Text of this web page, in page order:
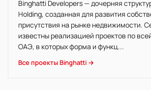
Binghatti Developers — дочерняя
Holding, созданная для развития
присутствия на рынке недвижимости.
известны реализацией проектов по
ОАЭ, в которых форма и функц...
Все проекты Binghatti →